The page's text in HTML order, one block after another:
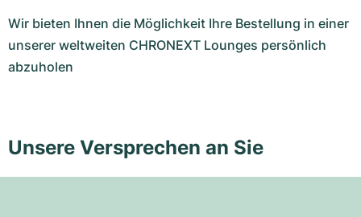
Wir bieten Ihnen die Möglichkeit Ihre Bestellung in einer
unserer weltweiten CHRONEXT Lounges persönlich
abzuholen
Unsere Versprechen an Sie